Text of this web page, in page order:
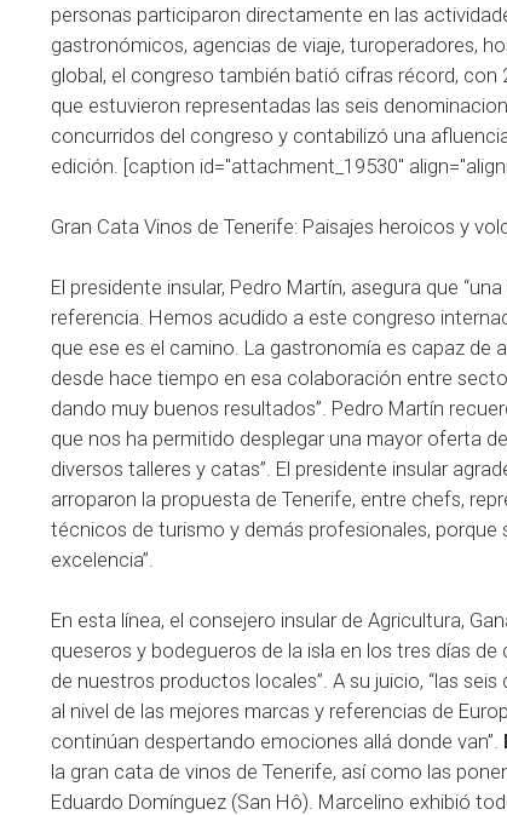
personas participaron directamente en las
gastronómicos, agencias de viaje, turoperadores,
global, el congreso también batió cifras récord, con
que estuvieron representadas las seis
concurridos del congreso y contabilizó una
edición. [caption id="attachment_19530"
Gran Cata Vinos de Tenerife: Paisajes heroicos y
El presidente insular, Pedro Martín, asegura que
referencia. Hemos acudido a este congreso
que ese es el camino. La gastronomía es capaz
desde hace tiempo en esa colaboración entre
dando muy buenos resultados”. Pedro Martín
que nos ha permitido desplegar una mayor oferta
diversos talleres y catas”. El presidente insular
arroparon la propuesta de Tenerife, entre chefs,
técnicos de turismo y demás profesionales,
excelencia”.
En esta línea, el consejero insular de Agricultura,
queseros y bodegueros de la isla en los tres días
de nuestros productos locales”. A su juicio, “las
al nivel de las mejores marcas y referencias de
continúan despertando emociones allá donde van”.
la gran cata de vinos de Tenerife, así como las
Eduardo Domínguez (San Hô). Marcelino exhibió